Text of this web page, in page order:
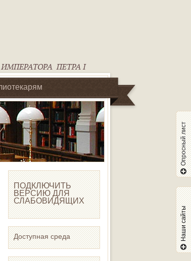
ПОДКЛЮЧИТЬ
ВЕРСИЮ ДЛЯ
СЛАБОВИДЯЩИХ
Доступная среда
Опросный лист
Наши сайты